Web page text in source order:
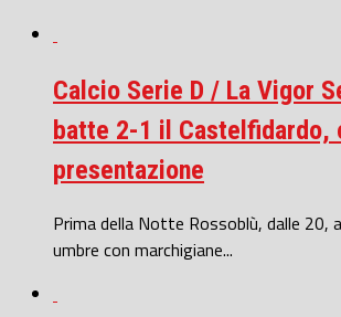
Calcio Serie D / La Vigor
batte 2-1 il Castelfidardo,
presentazione
Prima della Notte Rossoblù, dalle 20,
umbre con marchigiane...